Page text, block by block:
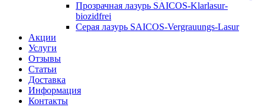
Прозрачная лазурь SAICOS-Klarlasur-
biozidfrei
Серая лазурь SAICOS-Vergrauungs-Lasur
Акции
Услуги
Отзывы
Статьи
Доставка
Информация
Контакты